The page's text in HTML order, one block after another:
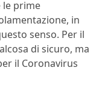
le prime
in
senso. Per il
di sicuro, ma
il Coronavirus